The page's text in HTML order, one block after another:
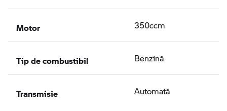
Motor 350ccm
Tip de combustibil Benzină
Transmisie Automată